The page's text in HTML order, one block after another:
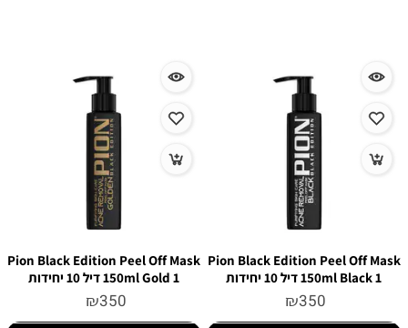
Pion Black Edition Peel Off Mask
150ml Black 1 דיל 10 יחידות
₪350
Pion Black Edition Peel Off Mask
150ml Gold 1 דיל 10 יחידות
₪350